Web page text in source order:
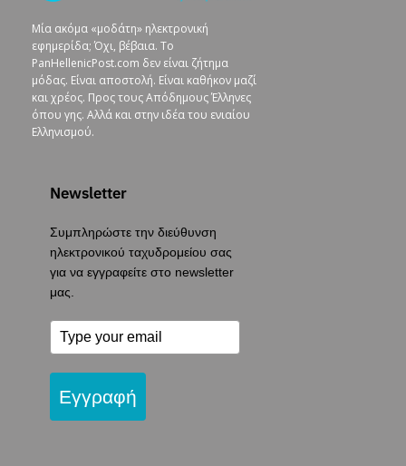
Μία ακόμα «μοδάτη» ηλεκτρονική
εφημερίδα; Όχι, βέβαια. To
PanHellenicPost.com δεν είναι ζήτημα
μόδας. Είναι αποστολή. Είναι καθήκον μαζί
και χρέος. Προς τους Απόδημους Έλληνες
όπου γης. Αλλά και στην ιδέα του ενιαίου
Ελληνισμού.
Newsletter
Συμπληρώστε την διεύθυνση
ηλεκτρονικού ταχυδρομείου σας
για να εγγραφείτε στο newsletter
μας.
Εγγραφή